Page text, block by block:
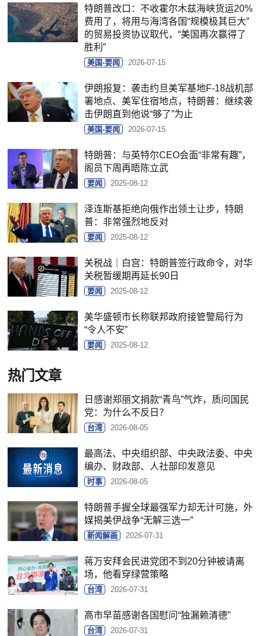
特朗普改口：不收霍尔木兹海峡货运20%
费用了，将用与海湾各国“规模极其巨大”
的贸易投资协议取代，“美国再次赢得了
胜利”
美国-要闻 2026-07-15
伊朗报复：袭击约旦美军基地F-18战机部
署地点、美军住宿地点，特朗普：继续袭
击伊朗直到他说“够了”为止
美国-要闻 2026-07-15
特朗普：与英特尔CEO会面“非常有趣”，
阁员下周再晤陈立武
要闻 2025-08-12
泽连斯基拒绝向俄作出领土让步，特朗
普：非常强烈地反对
要闻 2025-08-12
关税战｜白宫：特朗普签行政命令，对华
关税暂缓期再延长90日
要闻 2025-08-12
美华盛顿市长称联邦政府接管警局行为
“令人不安”
要闻 2025-08-12
热门文章
日感谢郑丽文捐款“青鸟”气炸，质问国民
党：为什么不反日？
台湾 2026-08-05
最高法、中央组织部、中央政法委、中央
编办、财政部、人社部印发意见
时事 2026-08-05
特朗普手握全球最强军力却无计可施，外
媒揭美伊战争“无解三选一”
新闻解画 2026-07-31
蒋万安拜会民进党团不到20分钟被请离
场，他看穿绿营策略
台湾 2026-07-31
高市早苗感谢各国慰问“独漏赖清德”
台湾 2026-07-31